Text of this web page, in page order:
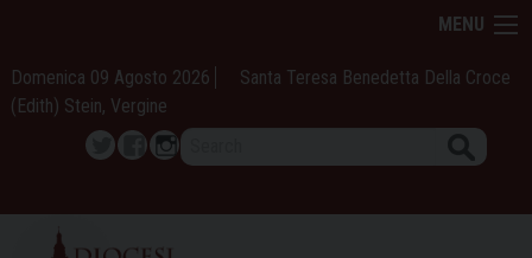
content
MENU
Domenica 09 Agosto 2026
Santa Teresa Benedetta Della Croce
(Edith) Stein, Vergine
TwitterFacebook
Instagram